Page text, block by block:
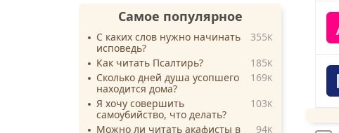
Самое популярное
С каких слов нужно начинать
исповедь?
355K
Как читать Псалтирь? 185K
Сколько дней душа усопшего
находится дома?
169K
Я хочу совершить
самоубийство, что делать?
103K
Можно ли читать акафисты в
94K